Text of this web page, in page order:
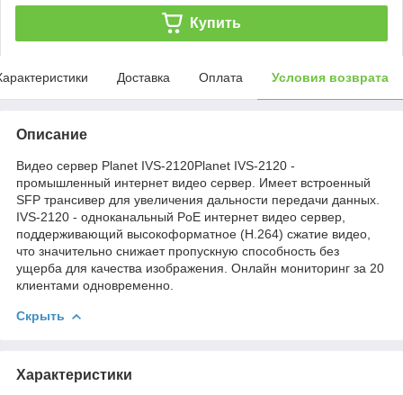
Купить
Доставка Оплата Условия возврата
Описание
Видео сервер Planet IVS-2120Planet IVS-2120 -
промышленный интернет видео сервер. Имеет встроенный
SFP трансивер для увеличения дальности передачи данных.
IVS-2120 - одноканальный PoE интернет видео сервер,
поддерживающий высокоформатное (H.264) сжатие видео,
что значительно снижает пропускную способность без
ущерба для качества изображения. Онлайн мониторинг за 20
клиентами одновременно.
Скрыть
Характеристики